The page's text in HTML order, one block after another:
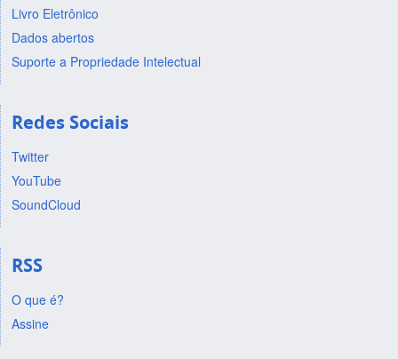
Livro Eletrônico
Dados abertos
Suporte a Propriedade Intelectual
Redes Sociais
Twitter
YouTube
SoundCloud
RSS
O que é?
Assine